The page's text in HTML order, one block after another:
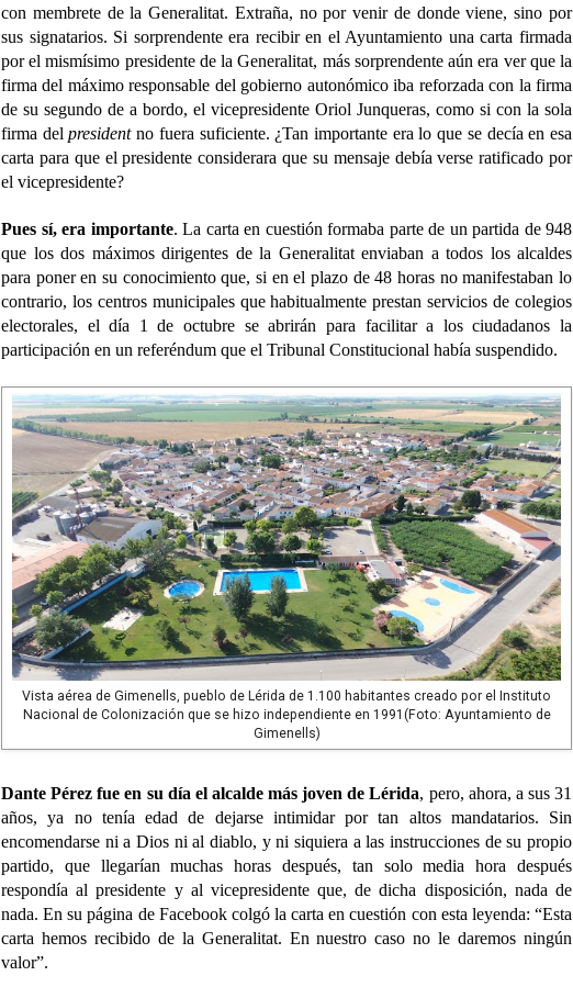
con membrete de la Generalitat. Extraña, no por venir de donde viene, sino por
sus signatarios. Si sorprendente era recibir en el Ayuntamiento una carta firmada
por el mismísimo presidente de la Generalitat, más sorprendente aún era ver que la
firma del máximo responsable del gobierno autonómico iba reforzada con la firma
de su segundo de a bordo, el vicepresidente Oriol Junqueras, como si con la sola
firma delpresidentno fuera suficiente. ¿Tan importante era lo que se decía en esa
carta para que el presidente considerara que su mensaje debía verse ratificado por
el vicepresidente?
Pues sí, era importante. La carta en cuestión formaba parte de un partida de 948
que los dos máximos dirigentes de la Generalitat enviaban a todos los alcaldes
para poner en su conocimiento que, si en el plazo de 48 horas no manifestaban lo
contrario, los centros municipales que habitualmente prestan servicios de colegios
electorales, el día 1 de octubre se abrirán para facilitar a los ciudadanos la
participación en un referéndum que el Tribunal Constitucional había suspendido.
Vista aérea de Gimenells, pueblo de Lérida de 1.100 habitantes creado por el Instituto
Nacional de Colonización que se hizo independiente en 1991(Foto: Ayuntamiento de
Gimenells)
Dante Pérez fue en su día el alcalde más joven de Lérida, pero, ahora, a sus 31
años, ya no tenía edad de dejarse intimidar por tan altos mandatarios. Sin
encomendarse ni a Dios ni al diablo, y ni siquiera a las instrucciones de su propio
partido, que llegarían muchas horas después, tan solo media hora después
respondía al presidente y al vicepresidente que, de dicha disposición, nada de
nada. En su página de Facebook colgó la carta en cuestión con esta leyenda: “Esta
carta hemos recibido de la Generalitat. En nuestro caso no le daremos ningún
valor”.